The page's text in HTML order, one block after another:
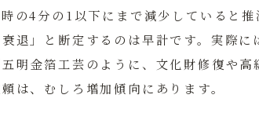
の4分の1以下にまで減少していると
衰退」と断定するのは早計です。実際
五明金箔工芸のように、文化財修復や
は、むしろ増加傾向にあります。